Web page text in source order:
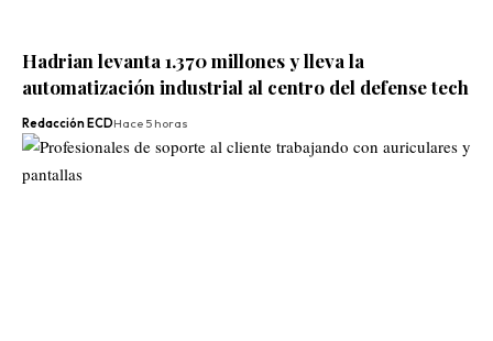
Hadrian levanta 1.370 millones y lleva la
automatización industrial al centro del defense tech
Redacción ECDHace 5 horas